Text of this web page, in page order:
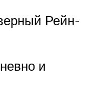
Рейн-
и